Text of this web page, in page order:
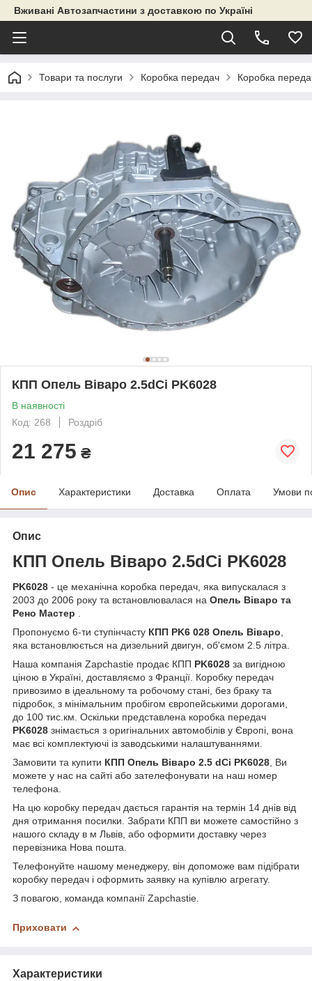
Вживані Автозапчастини з доставкою по Україні
Товари та послуги Коробка передач Коробка
КПП Опель Віваро 2.5dCi PK6028
В наявності
Код: 268
Роздріб
21 275 ₴
Опис Характеристики Доставка Оплата Умови
Опис
КПП Опель Віваро 2.5dCi PK6028
PK6028 - це механічна коробка передач, яка випускалася з
2003 до 2006 року та встановлювалася на Опель Віваро та
Рено Мастер .
Пропонуємо 6-ти ступінчасту КПП PK6 028 Опель Віваро,
яка встановлюється на дизельний двигун, об'ємом 2.5 літра.
Наша компанія Zapchastie продає КПП PK6028 за вигідною
ціною в Україні, доставляємо з Франції. Коробку передач
привозимо в ідеальному та робочому стані, без браку та
підробок, з мінімальним пробігом європейськими дорогами,
до 100 тис.км. Оскільки представлена коробка передач
PK6028 знімається з оригінальних автомобілів у Європі, вона
має всі комплектуючі із заводськими налаштуваннями.
Замовити та купити КПП Опель Віваро 2.5 dCi PK6028, Ви
можете у нас на сайті або зателефонувати на наш номер
телефона.
На цю коробку передач дається гарантія на термін 14 днів від
дня отримання посилки. Забрати КПП ви можете самостійно з
нашого складу в м Львів, або оформити доставку через
перевізника Нова пошта.
Телефонуйте нашому менеджеру, він допоможе вам підібрати
коробку передач і оформить заявку на купівлю агрегату.
З повагою, команда компанії Zapchastie.
Приховати
Характеристики